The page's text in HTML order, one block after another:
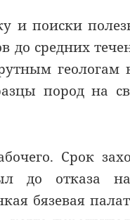
и поиски
до средних
геологам
пород на
Срок
до отказа
бязевая